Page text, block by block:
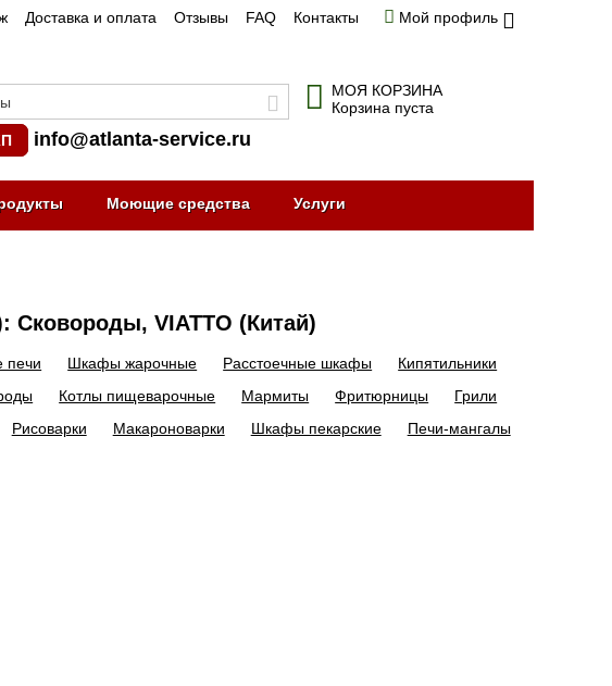
Доставка и оплата Отзывы FAQ Контакты Мой профиль
info@atlanta-service.ru
МОЯ КОРЗИНА
Корзина пуста
Моющие средства Услуги
Сковороды, VIATTO (Китай)
печи Шкафы жарочные Расстоечные шкафы
Кипятильники
Котлы пищеварочные Мармиты Фритюрницы
Грили
Рисоварки Макароноварки Шкафы пекарские Печи-мангалы